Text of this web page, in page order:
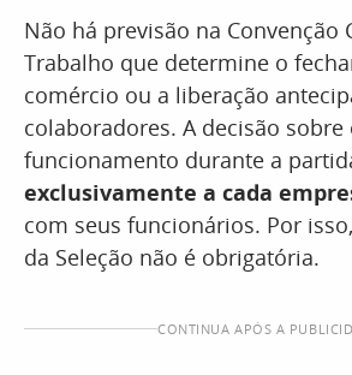
Não há previsão na Convenção
Trabalho que determine o
comércio ou a liberação
colaboradores. A decisão sobre
funcionamento durante a
exclusivamente a cada
com seus funcionários. Por
da Seleção não é obrigatória.
CONTINUA APÓS A